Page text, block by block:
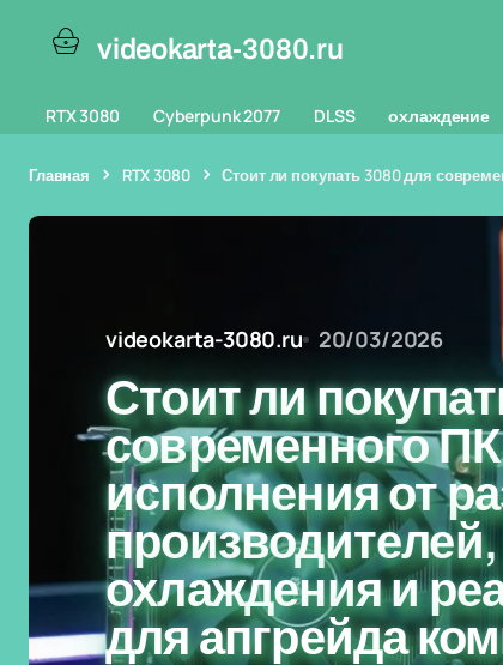
videokarta-3080.ru
RTX 3080 Cyberpunk 2077 DLSS охлаждение
Главная RTX 3080 Стоит ли покупать 3080 для
videokarta-3080.ru 20/03/2026
Стоит ли
современного
исполнения от
охлаждения и
для апгрейда